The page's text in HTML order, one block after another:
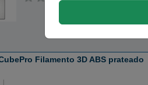
Filamento 3D ABS prateado